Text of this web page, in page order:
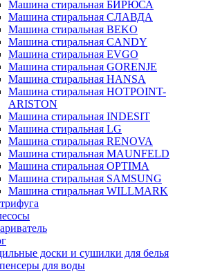
Машина стиральная БИРЮСА
Машина стиральная СЛАВДА
Машина стиральная BEKO
Машина стиральная CANDY
Машина стиральная EVGO
Машина стиральная GORENJE
Машина стиральная HANSA
Машина стиральная HOTPOINT-
ARISTON
Машина стиральная INDESIT
Машина стиральная LG
Машина стиральная RENOVA
Машина стиральная MAUNFELD
Машина стиральная OPTIMA
Машина стиральная SAMSUNG
Машина стиральная WILLMARK
доски и сушилки для белья
для воды